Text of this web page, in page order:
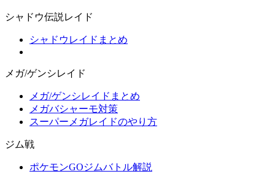
シャドウ伝説レイド
シャドウレイドまとめ
メガ/ゲンシレイド
メガ/ゲンシレイドまとめ
メガバシャーモ対策
スーパーメガレイドのやり方
ジム戦
ポケモンGOジムバトル解説